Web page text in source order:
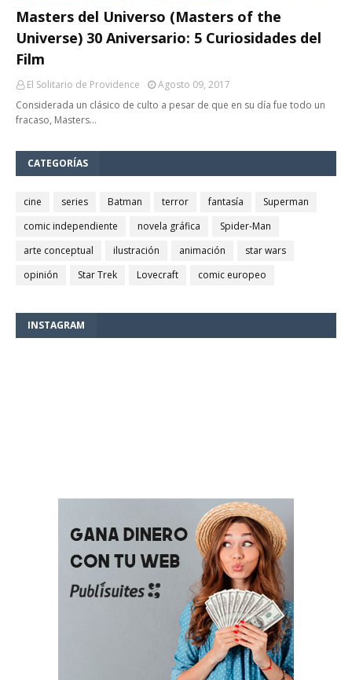
Masters del Universo (Masters of the
Universe) 30 Aniversario: 5 Curiosidades del
Film
El Solitario de Providence
Agosto 09, 2017
Considerada un clásico de culto a pesar de que en su día fue todo un
fracaso, Masters…
CATEGORÍAS
cine series Batman terror fantasía
Superman
comic independiente
novela gráfica
Spider-Man
arte conceptual
ilustración animación
star wars
opinión
Star Trek Lovecraft comic europeo
INSTAGRAM